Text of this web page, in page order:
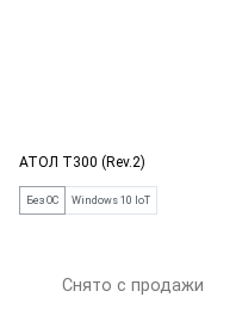
АТОЛ Т300 (Rev.2)
Без ОС Windows 10 IoT
Снято с продажи